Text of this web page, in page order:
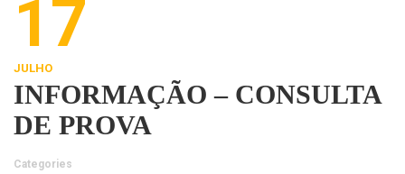
17
JULHO
INFORMAÇÃO – CONSULTA
DE PROVA
Categories